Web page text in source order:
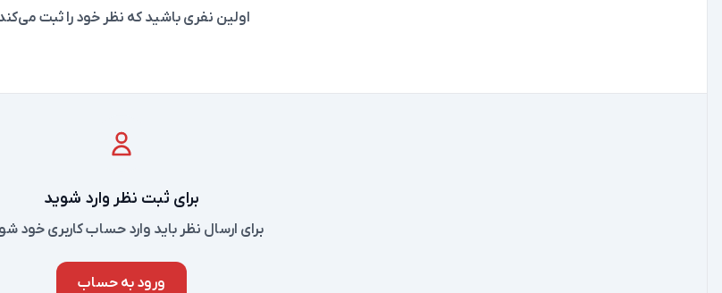
اولین نفری باشید که نظر خود را ثبت
برای ثبت نظر وارد شوید
برای ارسال نظر باید وارد حساب کاربری خود
ورود به حساب